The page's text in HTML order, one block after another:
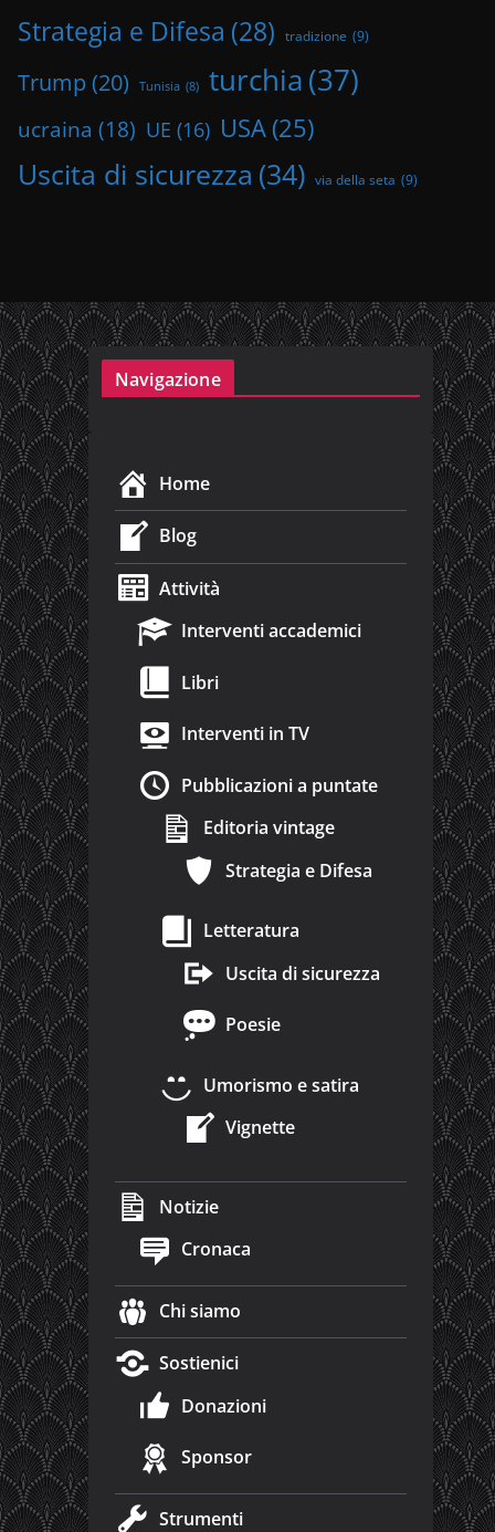
Strategia e Difesa (28) tradizione (9)
Trump (20) Tunisia (8) turchia(37)
ucraina (18) UE (16) USA (25)
Uscita di sicurezza (34) via della seta (9)
Navigazione
Home
Blog
Attività
Interventi accademici
Libri
Interventi in TV
Pubblicazioni a puntate
Editoria vintage
Strategia e Difesa
Letteratura
Uscita di sicurezza
Poesie
Umorismo e satira
Vignette
Notizie
Cronaca
Chi siamo
Sostienici
Donazioni
Sponsor
Strumenti